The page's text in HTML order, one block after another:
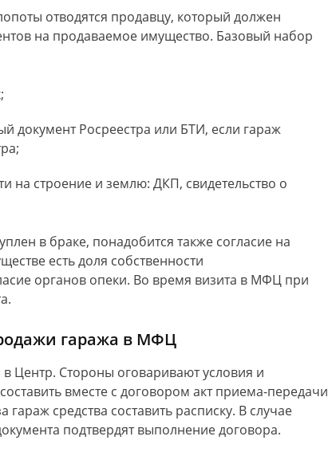
отводятся продавцу, который должен
на продаваемое имущество. Базовый набор
документ Росреестра или БТИ, если гараж
на строение и землю: ДКП, свидетельство о
в браке, понадобится также согласие на
есть доля собственности
органов опеки. Во время визита в МФЦ при
гаража в МФЦ
Центр. Стороны оговаривают условия и
вместе с договором акт приема-передачи
средства составить расписку. В случае
подтвердят выполнение договора.